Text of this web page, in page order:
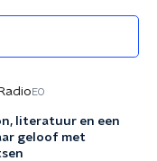
EO
literatuur en een
geloof met